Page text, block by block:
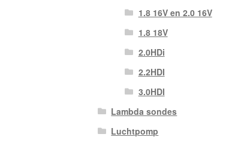
1.8 16V en 2.0 16V
1.8 18V
2.0HDi
2.2HDI
3.0HDI
Lambda sondes
Luchtpomp